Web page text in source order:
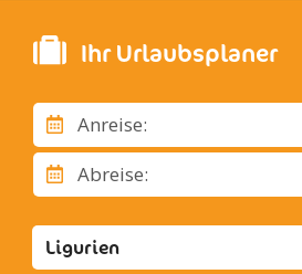
Cisano sul Neva
Erli
Nasino
Stellanello
Testico
Villanova d'Albenga
Zuccarello
Bordighera und Ventimiglia
Ihr Urlaubsplaner
Anreise:
Abreise:
Ligurien